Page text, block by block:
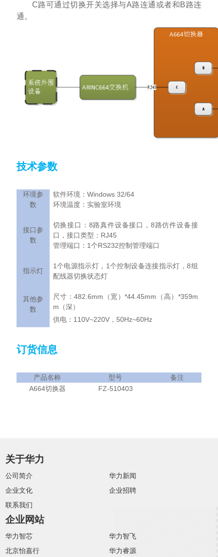
C路可通过切换开关选择与A路连通或者和B路连
通。
技术参数
环境参
数
软件环境： Windows 32/64
环境温度：实验室环境
接口参
数
切换接口： 8路真件设备接口， 8 路仿件设备接
口，接口类型： RJ45
管理端口： 1个RS232控制管理端口
指示灯
1个电源指示灯， 1个控制设备连接指示灯，8组
配线器切换状态灯
其他参
数
尺寸：482.6mm （宽）*44.45mm （高） *359m
m （深）
供电： 110V~220V， 50Hz~60Hz
订货信息
产品名称 型号 备注
A664切换器 FZ-510403
关于华力
公司简介
华力新闻
企业文化
企业招聘
联系我们
企业网站
华力智芯
华力智飞
北京怡嘉行
华力睿源